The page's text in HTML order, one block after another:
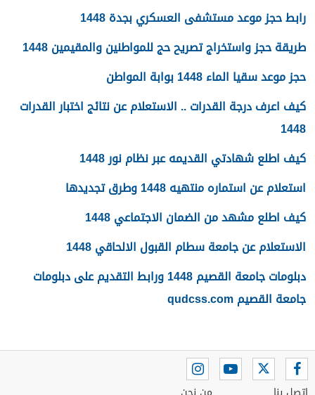
رابط حجز موعد مستشفى العسكري بجدة 1448
طريقة حجز واستخراج تصريح حج للمواطنين والمقيمين 1448
حجز موعد سقيا الماء 1448 بوابة المواطن
كيف اعرف درجة القدرات .. الاستعلام عن نتائج اختبار القدرات
1448
كيف اطلع شهادتي القديمه عبر نظام نور 1448
استعلام عن استماره منتهيه 1448 وطرق تجديدها
كيف اطلع مشهد من الضمان الاجتماعي 1448
الاستعلام عن جامعة سطام القبول الالحاقي 1448
دبلومات جامعة القصيم 1448 ورابط التقديم على دبلومات
جامعة القصيم qudcss.com